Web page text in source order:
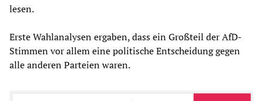
lesen.
Erste Wahlanalysen ergaben, dass ein Großteil der AfD-
Stimmen vor allem eine politische Entscheidung gegen
alle anderen Parteien waren.